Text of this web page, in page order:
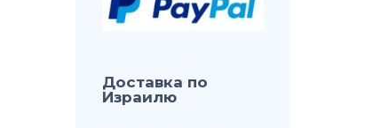
Доставка по
Израилю